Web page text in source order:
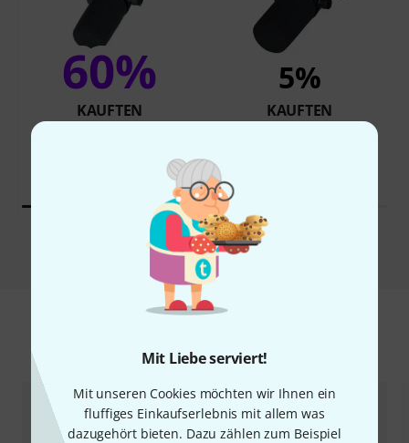
Mit Liebe serviert!
Mit unseren Cookies möchten wir Ihnen ein
fluffiges Einkaufserlebnis mit allem was
dazugehört bieten. Dazu zählen zum Beispiel
60%
KAUFTEN
5%
KAUFTEN
Vergleichen
Zubehör & passende Artikel